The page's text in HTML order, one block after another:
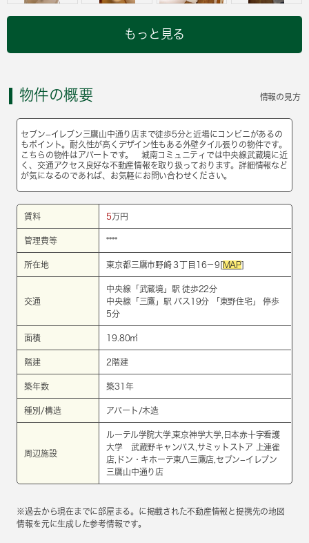
もっと見る
物件の概要 情報の見方
セブン−イレブン三鷹山中通り店まで徒歩5分と近場にコンビニがあるの
もポイント。耐久性が高くデザイン性もある外壁タイル張りの物件です。
こちらの物件はアパートです。 城南コミュニティでは中央線武蔵境に近
く、交通アクセス良好な不動産情報を取り扱っております。詳細情報など
が気になるのであれば、お気軽にお問い合わせください。
賃料 5 万円
管理費等 ****
所在地 東京都三鷹市野崎３丁目16－9[ MAP]
交通
中央線 「 武蔵境」駅 徒歩22分
中央線 「 三鷹 」駅 バス19分 「東野住宅」 停歩
5分
面積 19.80㎡
階建 2階建
築年数 築31年
種別/構造 アパート/木造
周辺施設
ルーテル学院大学,東京神学大学,日本赤十字看護
大学 武蔵野キャンパス,サミットストア 上連雀
店,ドン・キホーテ東八三鷹店,セブン−イレブン
三鷹山中通り店
※過去から現在までに部屋まる。に掲載された不動産情報と提携先の地図
情報を元に生成した参考情報です。